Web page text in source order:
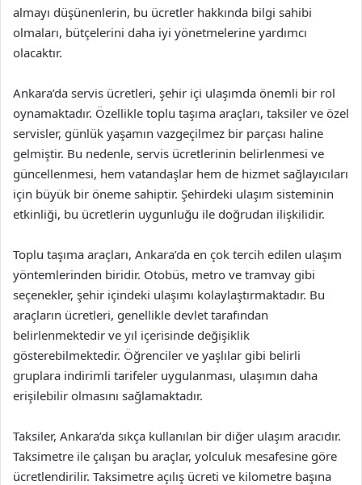
almayı düşünenlerin, bu ücretler hakkında bilgi sahibi
olmaları, bütçelerini daha iyi yönetmelerine yardımcı
olacaktır.
Ankara’da servis ücretleri, şehir içi ulaşımda önemli bir rol
oynamaktadır. Özellikle toplu taşıma araçları, taksiler ve özel
servisler, günlük yaşamın vazgeçilmez bir parçası haline
gelmiştir. Bu nedenle, servis ücretlerinin belirlenmesi ve
güncellenmesi, hem vatandaşlar hem de hizmet sağlayıcıları
için büyük bir öneme sahiptir. Şehirdeki ulaşım sisteminin
etkinliği, bu ücretlerin uygunluğu ile doğrudan ilişkilidir.
Toplu taşıma araçları, Ankara’da en çok tercih edilen ulaşım
yöntemlerinden biridir. Otobüs, metro ve tramvay gibi
seçenekler, şehir içindeki ulaşımı kolaylaştırmaktadır. Bu
araçların ücretleri, genellikle devlet tarafından
belirlenmektedir ve yıl içerisinde değişiklik
gösterebilmektedir. Öğrenciler ve yaşlılar gibi belirli
gruplara indirimli tarifeler uygulanması, ulaşımın daha
erişilebilir olmasını sağlamaktadır.
Taksiler, Ankara’da sıkça kullanılan bir diğer ulaşım aracıdır.
Taksimetre ile çalışan bu araçlar, yolculuk mesafesine göre
ücretlendirilir. Taksimetre açılış ücreti ve kilometre başına